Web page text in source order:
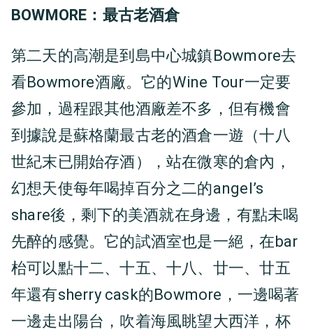
BOWMORE：最古老酒倉
第二天的高潮是到島中心城鎮Bowmore去
看Bowmore酒廠。它的Wine Tour一定要
參加，過程跟其他酒廠差不多，但有機會
到據說是蘇格蘭最古老的酒倉一遊（十八
世紀末已開始存酒），站在微寒的倉內，
幻想天使每年喝掉百分之二的angel’s
share後，剩下的美酒就在身邊，有點未喝
先醉的感覺。它的試酒室也是一絕，在bar
枱可以點十二、十五、十八、廿一、廿五
年還有sherry cask的Bowmore，一邊喝著
一邊走出陽台，吹着海風眺望大西洋，杯